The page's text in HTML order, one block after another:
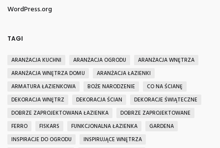
WordPress.org
TAGI
ARANŻACJA KUCHNI ARANŻACJA OGRODU
ARANŻACJA WNĘTRZA
ARANŻACJA WNĘTRZA DOMU
ARANŻACJA ŁAZIENKI
ARMATURA ŁAZIENKOWA
BOŻE NARODZENIE
CO NA ŚCIANĘ
DEKORACJA WNĘTRZ
DEKORACJA ŚCIAN
DEKORACJE ŚWIĄTECZNE
DOBRZE ZAPROJEKTOWANA ŁAZIENKA
DOBRZE ZAPROJEKTOWANE
FERRO
FISKARS FUNKCJONALNA ŁAZIENKA
GARDENA
INSPIRACJE DO OGRODU
INSPIRUJĄCE WNĘTRZA